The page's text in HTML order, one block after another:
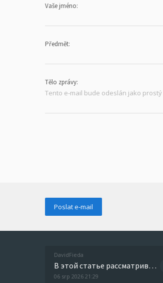
Vaše jméno:
Předmět:
Tělo zprávy:
Tento e-mail bude odeslán jako
DavidFieda
В этой статье рассматриваются способы преодоления зависимости и успешные истории людей, которые справились с этой пробле
06 srp 2026 21:29